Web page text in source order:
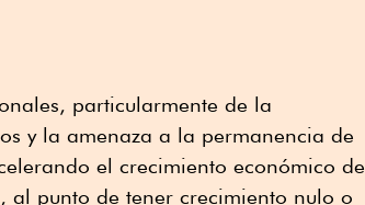
particularmente de la
y la amenaza a la permanencia de
el crecimiento económico de
al punto de tener crecimiento nulo o